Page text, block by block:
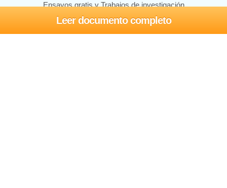
Leer documento completo
Ensayos gratis y Trabajos de investigación